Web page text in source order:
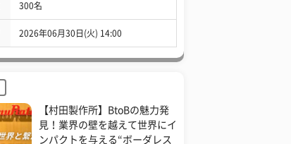
300名
2026年06月30日(火) 14:00
【村田製作所】BtoBの魅力発
見！業界の壁を越えて世界にイ
ンパクトを与える“ボーダレス